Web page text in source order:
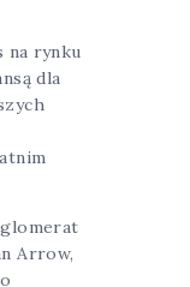
na rynku
dla
Arrow,